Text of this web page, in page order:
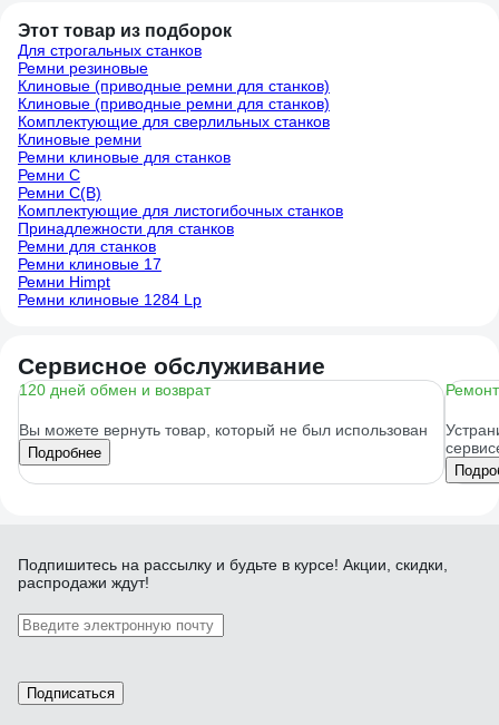
Этот товар из подборок
Для строгальных станков
Ремни резиновые
Клиновые (приводные ремни для станков)
Клиновые (приводные ремни для станков)
Комплектующие для сверлильных станков
Клиновые ремни
Ремни клиновые для станков
Ремни C
Ремни C(В)
Комплектующие для листогибочных станков
Принадлежности для станков
Ремни для станков
Ремни клиновые 17
Ремни Himpt
Ремни клиновые 1284 Lp
Сервисное обслуживание
120 дней обмен и возврат
Вы можете вернуть товар, который не был использован
Подробнее
Подпишитесь на рассылку и будьте в курсе! Акции, скидки,
распродажи ждут!
Подписаться